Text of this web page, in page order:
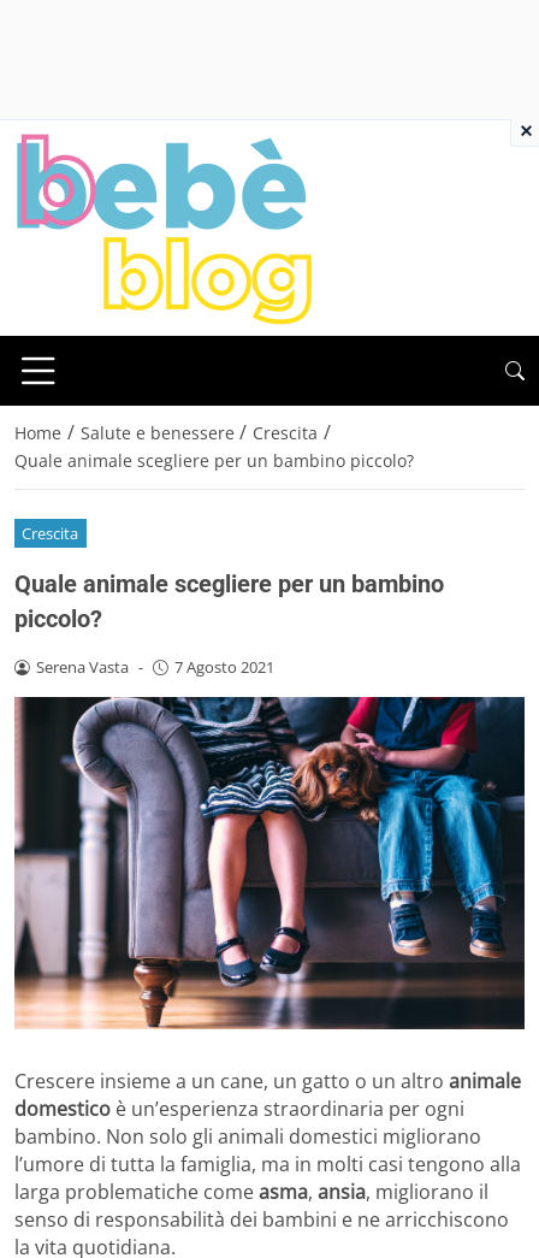
Home / Salute e benessere / Crescita /
Quale animale scegliere per un bambino piccolo?
Crescita
Quale animale scegliere per un bambino
piccolo?
Serena Vasta - 7 Agosto 2021
Crescere insieme a un cane, un gatto o un altro animale
domestico è un’esperienza straordinaria per ogni
bambino. Non solo gli animali domestici migliorano
l’umore di tutta la famiglia, ma in molti casi tengono alla
larga problematiche comeasma, ansia, migliorano il
senso di responsabilità dei bambini e ne arricchiscono
la vita quotidiana.
×